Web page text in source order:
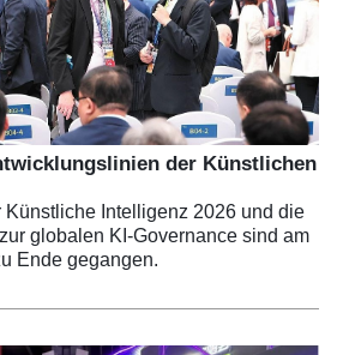
der Künstlichen
Künstliche Intelligenz 2026 und die
globalen KI-Governance sind am
Ende gegangen.